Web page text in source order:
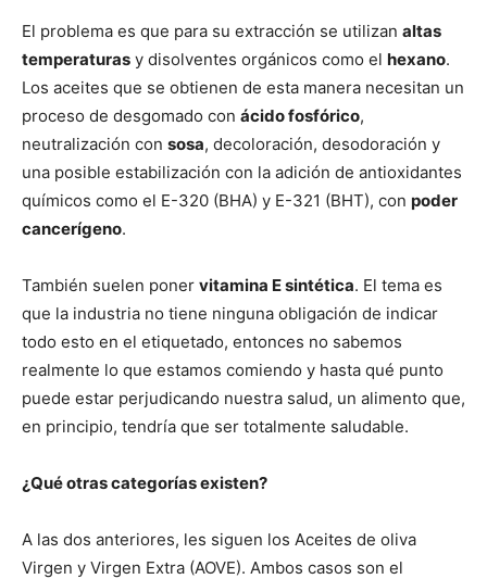
El problema es que para su extracción se utilizan altas
temperaturas y disolventes orgánicos como el hexano.
Los aceites que se obtienen de esta manera necesitan un
proceso de desgomado con ácido fosfórico,
neutralización con sosa, decoloración, desodoración y
una posible estabilización con la adición de antioxidantes
químicos como el E-320 (BHA) y E-321 (BHT), con poder
cancerígeno.
También suelen poner vitamina E sintética. El tema es
que la industria no tiene ninguna obligación de indicar
todo esto en el etiquetado, entonces no sabemos
realmente lo que estamos comiendo y hasta qué punto
puede estar perjudicando nuestra salud, un alimento que,
en principio, tendría que ser totalmente saludable.
¿Qué otras categorías existen?
A las dos anteriores, les siguen los Aceites de oliva
Virgen y Virgen Extra (AOVE). Ambos casos son el